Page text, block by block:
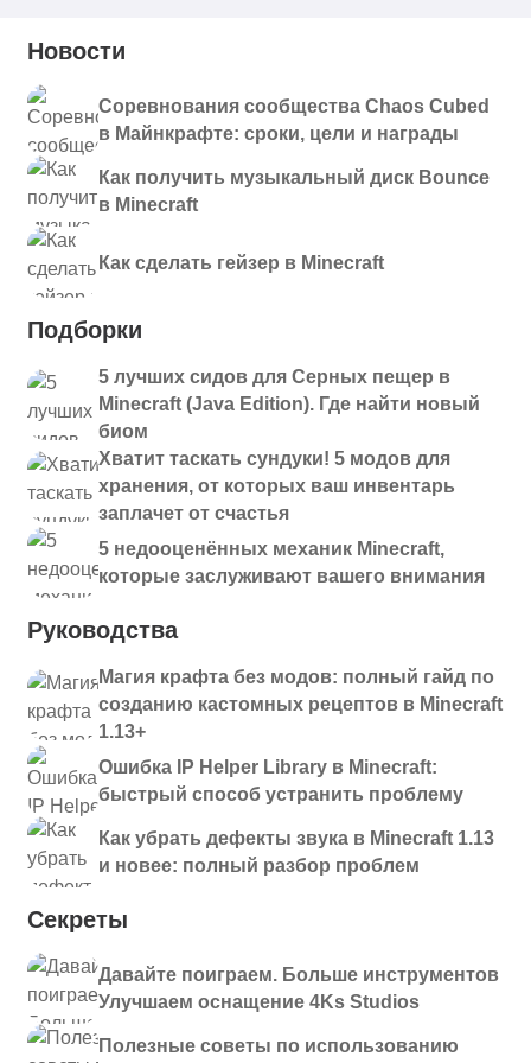
Новости
Соревнования сообщества Chaos Cubed
в Майнкрафте: сроки, цели и награды
Как получить музыкальный диск Bounce
в Minecraft
Как сделать гейзер в Minecraft
Подборки
5 лучших сидов для Серных пещер в
Minecraft (Java Edition). Где найти новый
биом
Хватит таскать сундуки! 5 модов для
хранения, от которых ваш инвентарь
заплачет от счастья
5 недооценённых механик Minecraft,
которые заслуживают вашего внимания
Руководства
Магия крафта без модов: полный гайд по
созданию кастомных рецептов в Minecraft
1.13+
Ошибка IP Helper Library в Minecraft:
быстрый способ устранить проблему
Как убрать дефекты звука в Minecraft 1.13
и новее: полный разбор проблем
Секреты
Давайте поиграем. Больше инструментов
Улучшаем оснащение 4Ks Studios
Полезные советы по использованию